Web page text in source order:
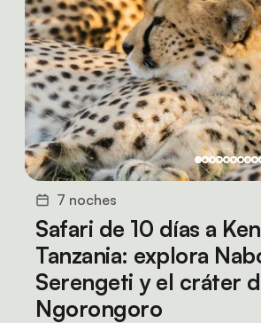
7 noches
Safari de 10 días a
Tanzania: explora
Serengeti y el cráter
Ngorongoro